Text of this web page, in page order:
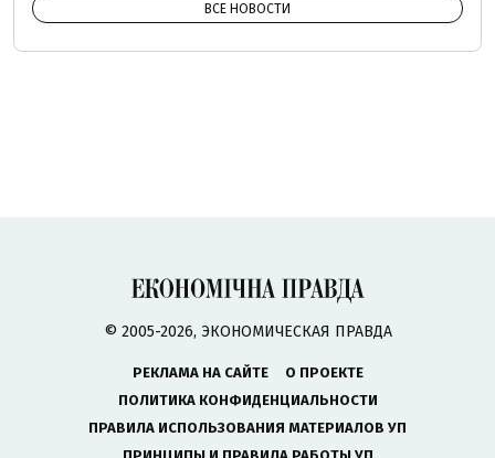
ВСЕ НОВОСТИ
© 2005-2026, ЭКОНОМИЧЕСКАЯ ПРАВДА
РЕКЛАМА НА САЙТЕ
О ПРОЕКТЕ
ПОЛИТИКА КОНФИДЕНЦИАЛЬНОСТИ
ПРАВИЛА ИСПОЛЬЗОВАНИЯ МАТЕРИАЛОВ УП